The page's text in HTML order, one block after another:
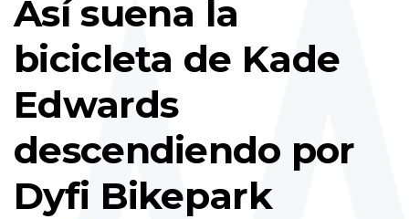
Así suena la
bicicleta de Kade
Edwards
descendiendo por
Dyfi Bikepark